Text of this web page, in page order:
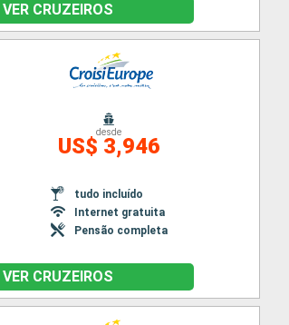
VER CRUZEIROS
desde
US$ 3,946
tudo incluído
Internet gratuita
Pensão completa
VER CRUZEIROS